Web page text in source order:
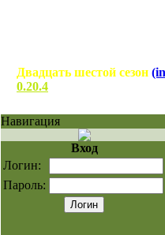
Двадцать шестой сезон
0.20.4
Навигация
Вход
Логин:
Пароль: